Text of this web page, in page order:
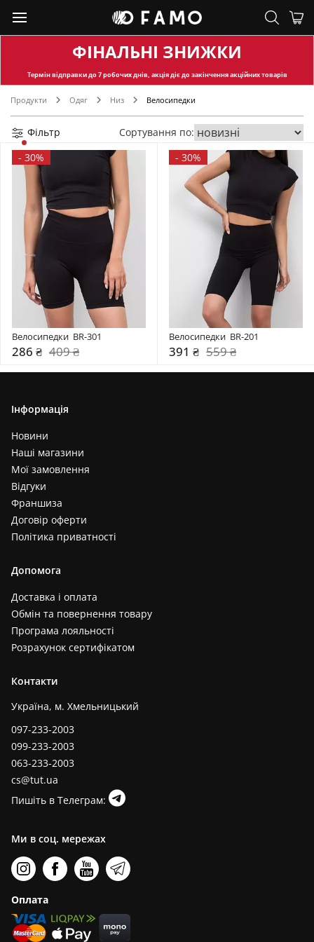
ФІНАЛЬНІ ЗНИЖКИ
Термін відправкидо 7 робочих днів, акція діє до закінчення акційних товарів
Продукти Одяг Низ Велосипедки
Фільтр
Сортування по:
- 30%
Велосипедки  BR-301
286 ₴ 409 ₴
- 30%
Велосипедки  BR-201
391 ₴ 559 ₴
Інформація
Новини
Наші магазини
Мої замовлення
Відгуки
Франшиза
Договір оферти
Політика приватності
Допомога
Доставка і оплата
Обмін та повернення товару
Програма лояльності
Розрахунок сертифікатом
Контакти
Україна, м. Хмельницький
097-233-2003
099-233-2003
063-233-2003
cs@tut.ua
Пишіть в Телеграм:
Ми в соц. мережах
Оплата